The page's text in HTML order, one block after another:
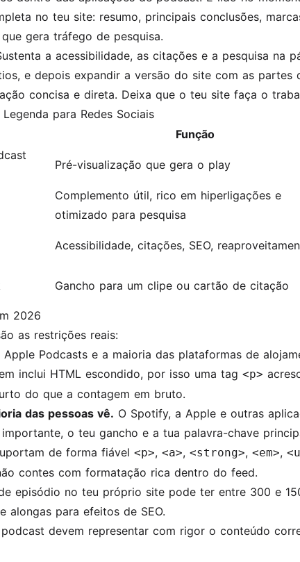
no teu site: resumo, principais conclusões,
gera tráfego de pesquisa.
a acessibilidade, as citações e a pesquisa na
e depois expandir a versão do site com as partes
concisa e direta. Deixa que o teu site faça o
para Redes Sociais
Função
Pré-visualização que gera o play
Complemento útil, rico em hiperligações e
otimizado para pesquisa
Acessibilidade, citações, SEO,
Gancho para um clipe ou cartão de citação
2026
as restrições reais:
Apple Podcasts e a maioria das plataformas de
inclui HTML escondido, por isso uma tag <p>
do que a contagem em bruto.
das pessoas vê. O Spotify, a Apple e outras
o teu gancho e a tua palavra-chave
de forma fiável <p>, <a>, <strong>, <em>,
contes com formatação rica dentro do feed.
episódio no teu próprio site pode ter entre 300 e
alongas para efeitos de SEO.
devem representar com rigor o conteúdo